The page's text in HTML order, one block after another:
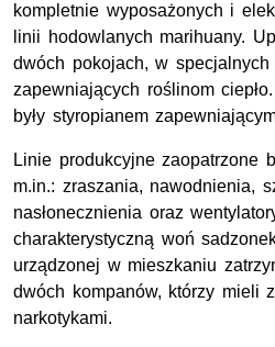
kompletnie wyposażonych i
linii hodowlanych marihuany.
dwóch pokojach, w specjalnych
zapewniających roślinom
były styropianem
Linie produkcyjne zaopatrzone
m.in.: zraszania, nawodnienia,
nasłonecznienia oraz
charakterystyczną woń
urządzonej w mieszkaniu
dwóch kompanów, którzy mieli
narkotykami.